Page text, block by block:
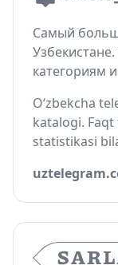
Самый
категориям
O‘zbekcha
katalogi.
statistikasi